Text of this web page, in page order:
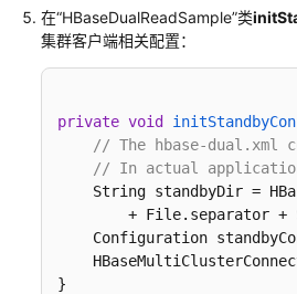
测
HBase
用
发
常
在“HBaseDualReadSample”类
集群客户端相关配置：
private void
// The hbase-dual.xml
// In actual
String standbyDir =
+ File.separator +
Configuration
}